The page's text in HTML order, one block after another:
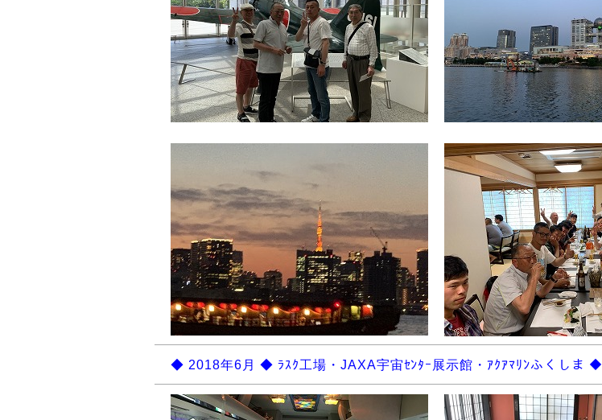
◆ 2018年6月 ◆ ﾗｽｸ工場・JAXA宇宙ｾﾝﾀｰ展示館・ｱｸｱﾏﾘﾝふくしま ◆